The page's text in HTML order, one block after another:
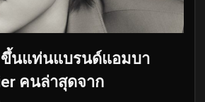
ขึ้นแท่นแบรนด์แอมบา
คนล่าสุดจาก